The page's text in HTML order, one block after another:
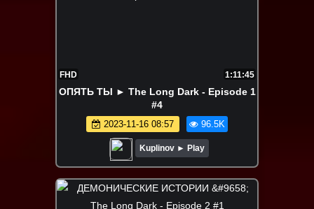
FHD 1:11:45
ОПЯТЬ ТЫ ► The Long Dark - Episode 1
#4
2023-11-16 08:57 96.5K
Kuplinov ► Play